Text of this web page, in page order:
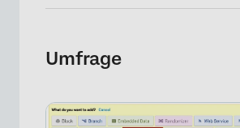
Umfrage